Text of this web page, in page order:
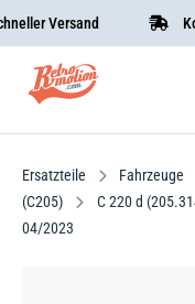
Versand
Ersatzteile Fahrzeuge
(C205)
C 220 d
04/2023